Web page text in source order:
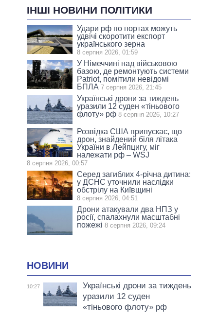
ІНШІ НОВИНИ ПОЛІТИКИ
Удари рф по портах можуть
удвічі скоротити експорт
українського зерна
8 серпня 2026, 01:59
У Німеччині над військовою
базою, де ремонтують системи
Patriot, помітили невідомі
БПЛА 7 серпня 2026, 21:45
Українські дрони за тиждень
уразили 12 суден «тіньового
флоту» рф 8 серпня 2026, 10:27
Розвідка США припускає, що
дрон, знайдений біля літака
України в Лейпцигу, міг
належати рф – WSJ
8 серпня 2026, 00:57
Серед загиблих 4-річна дитина:
у ДСНС уточнили наслідки
обстрілу на Київщині
8 серпня 2026, 04:51
Дрони атакували два НПЗ у
росії, спалахнули масштабні
пожежі 8 серпня 2026, 09:24
НОВИНИ
10:27
Українські дрони за тиждень
уразили 12 суден
«тіньового флоту» рф